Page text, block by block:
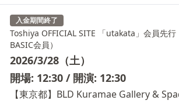
Toshiya OFFICIAL SITE 「utakata」会員先
BASIC会員）
2026/3/28（土）
開場: 12:30 / 開演: 12:30
【東京都】BLD Kuramae Gallery &
入金期間終了